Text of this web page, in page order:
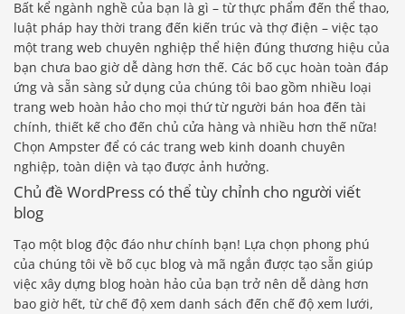
Bất kể ngành nghề của bạn là gì – từ thực phẩm đến thể thao,
luật pháp hay thời trang đến kiến ​​trúc và thợ điện – việc tạo
một trang web chuyên nghiệp thể hiện đúng thương hiệu của
bạn chưa bao giờ dễ dàng hơn thế. Các bố cục hoàn toàn đáp
ứng và sẵn sàng sử dụng của chúng tôi bao gồm nhiều loại
trang web hoàn hảo cho mọi thứ từ người bán hoa đến tài
chính, thiết kế cho đến chủ cửa hàng và nhiều hơn thế nữa!
Chọn Ampster để có các trang web kinh doanh chuyên
nghiệp, toàn diện và tạo được ảnh hưởng.
Chủ đề WordPress có thể tùy chỉnh cho người viết
blog
Tạo một blog độc đáo như chính bạn! Lựa chọn phong phú
của chúng tôi về bố cục blog và mã ngắn được tạo sẵn giúp
việc xây dựng blog hoàn hảo của bạn trở nên dễ dàng hơn
bao giờ hết, từ chế độ xem danh sách đến chế độ xem lưới,